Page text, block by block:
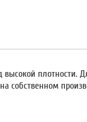
плотности.
собственном